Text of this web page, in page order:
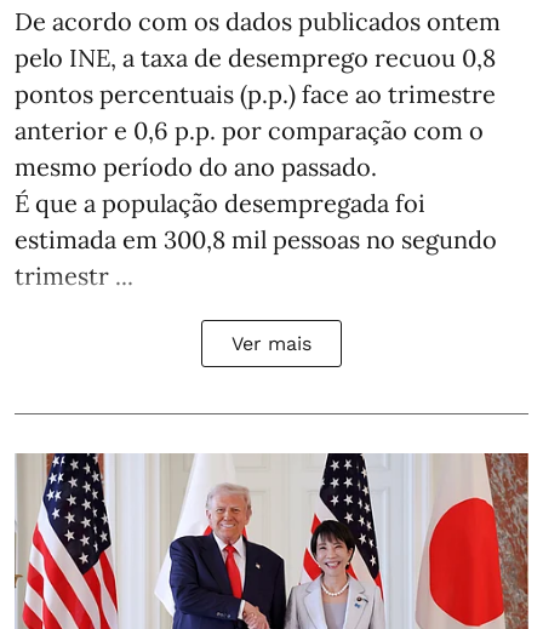
De acordo com os dados publicados ontem
pelo INE, a taxa de desemprego recuou 0,8
pontos percentuais (p.p.) face ao trimestre
anterior e 0,6 p.p. por comparação com o
mesmo período do ano passado.
É que a população desempregada foi
estimada em 300,8 mil pessoas no segundo
trimestr ...
Ver mais